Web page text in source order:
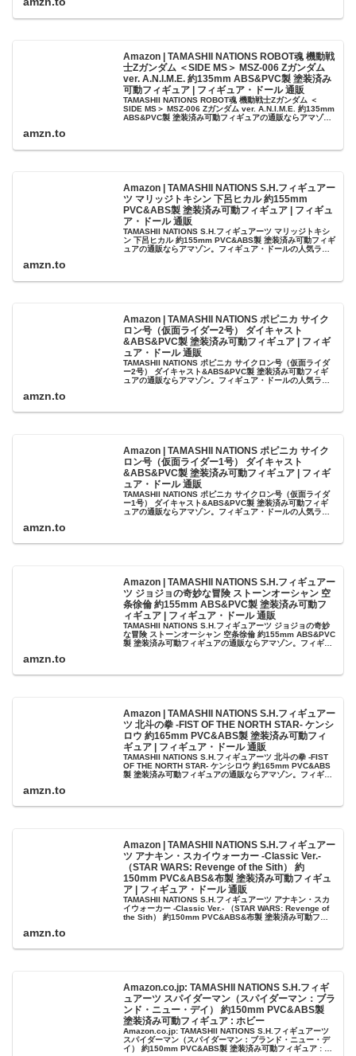
Amazon | TAMASHII NATIONS ROBOT魂 機動戦
士Zガンダム ＜SIDE MS＞ MSZ-006 Zガンダム
ver. A.N.I.M.E. 約135mm ABS&PVC製 塗装済み
可動フィギュア | フィギュア・ドール 通販
TAMASHII NATIONS ROBOT魂 機動戦士Zガンダム ＜
SIDE MS＞ MSZ-006 Zガンダム ver. A.N.I.M.E. 約135mm
ABS&PVC製 塗装済み可動フィギュアの通販ならアマゾ
amzn.to
Amazon | TAMASHII NATIONS S.H.フィギュアー
ツ マリッジトキシン 下呂ヒカル 約155mm
PVC&ABS製 塗装済み可動フィギュア | フィギュ
ア・ドール 通販
TAMASHII NATIONS S.H.フィギュアーツ マリッジトキシ
ン 下呂ヒカル 約155mm PVC&ABS製 塗装済み可動フィギ
ュアの通販ならアマゾン。フィギュア・ドールの人気ラン
amzn.to
Amazon | TAMASHII NATIONS ポピニカ サイク
ロン号（仮面ライダー2号） ダイキャスト
&ABS&PVC製 塗装済み可動フィギュア | フィギ
ュア・ドール 通販
TAMASHII NATIONS ポピニカ サイクロン号（仮面ライダ
ー2号） ダイキャスト&ABS&PVC製 塗装済み可動フィギ
ュアの通販ならアマゾン。フィギュア・ドールの人気ラン
amzn.to
Amazon | TAMASHII NATIONS ポピニカ サイク
ロン号（仮面ライダー1号） ダイキャスト
&ABS&PVC製 塗装済み可動フィギュア | フィギ
ュア・ドール 通販
TAMASHII NATIONS ポピニカ サイクロン号（仮面ライダ
ー1号） ダイキャスト&ABS&PVC製 塗装済み可動フィギ
ュアの通販ならアマゾン。フィギュア・ドールの人気ラン
amzn.to
Amazon | TAMASHII NATIONS S.H.フィギュアー
ツ ジョジョの奇妙な冒険 ストーンオーシャン 空
条徐倫 約155mm ABS&PVC製 塗装済み可動フ
ィギュア | フィギュア・ドール 通販
TAMASHII NATIONS S.H.フィギュアーツ ジョジョの奇妙
な冒険 ストーンオーシャン 空条徐倫 約155mm ABS&PVC
製 塗装済み可動フィギュアの通販ならアマゾン。フィギュ
amzn.to
Amazon | TAMASHII NATIONS S.H.フィギュアー
ツ 北斗の拳 -FIST OF THE NORTH STAR- ケンシ
ロウ 約165mm PVC&ABS製 塗装済み可動フィ
ギュア | フィギュア・ドール 通販
TAMASHII NATIONS S.H.フィギュアーツ 北斗の拳 -FIST
OF THE NORTH STAR- ケンシロウ 約165mm PVC&ABS
製 塗装済み可動フィギュアの通販ならアマゾン。フィギュ
amzn.to
Amazon | TAMASHII NATIONS S.H.フィギュアー
ツ アナキン・スカイウォーカー -Classic Ver.-
（STAR WARS: Revenge of the Sith） 約
150mm PVC&ABS&布製 塗装済み可動フィギュ
ア | フィギュア・ドール 通販
TAMASHII NATIONS S.H.フィギュアーツ アナキン・スカ
イウォーカー -Classic Ver.- （STAR WARS: Revenge of
the Sith） 約150mm PVC&ABS&布製 塗装済み可動フィ
amzn.to
Amazon.co.jp: TAMASHII NATIONS S.H.フィギ
ュアーツ スパイダーマン（スパイダーマン：ブラ
ンド・ニュー・デイ） 約150mm PVC&ABS製
塗装済み可動フィギュア : ホビー
Amazon.co.jp: TAMASHII NATIONS S.H.フィギュアーツ
スパイダーマン（スパイダーマン：ブランド・ニュー・デ
イ） 約150mm PVC&ABS製 塗装済み可動フィギュア : ホ